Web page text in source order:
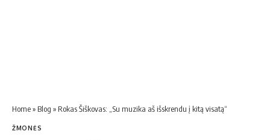
Home» Blog » Rokas Šiškovas: „Su muzika aš išskrendu į kitą visatą“
ŽMONĖS